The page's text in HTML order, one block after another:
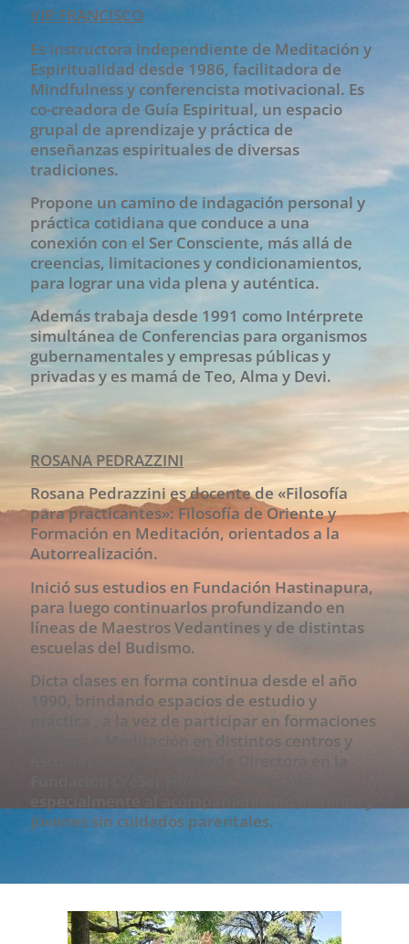
VIR FRANCISCO
Es instructora independiente de Meditación y
Espiritualidad desde 1986, facilitadora de
Mindfulness y conferencista motivacional. Es
co-creadora de Guía Espiritual, un espacio
grupal de aprendizaje y práctica de
enseñanzas espirituales de diversas
tradiciones.
Propone un camino de indagación personal y
práctica cotidiana que conduce a una
conexión con el Ser Consciente, más allá de
creencias, limitaciones y condicionamientos,
para lograr una vida plena y auténtica.
Además trabaja desde 1991 como Intérprete
simultánea de Conferencias para organismos
gubernamentales y empresas públicas y
privadas y es mamá de Teo, Alma y Devi.
ROSANA PEDRAZZINI
Rosana Pedrazzini es docente de «Filosofía
para practicantes»: Filosofía de Oriente y
Formación en Meditación, orientados a la
Autorrealización.
Inició sus estudios en Fundación Hastinapura,
para luego continuarlos profundizando en
líneas de Maestros Vedantines y de distintas
escuelas del Budismo.
Dicta clases en forma continua desde el año
1990, brindando espacios de estudio y
práctica , a la vez de participar en formaciones
de Yoga y Meditación en distintos centros y
escuelas. Ocupa el cargo de Directora en la
jóvenes sin cuidados parentales.